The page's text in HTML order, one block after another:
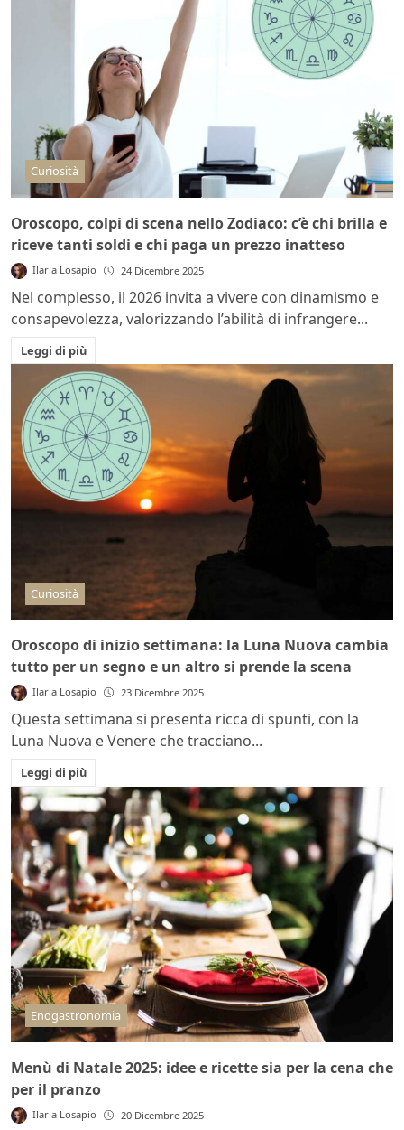
Curiosità
Oroscopo, colpi di scena nello Zodiaco: c’è chi brilla e
riceve tanti soldi e chi paga un prezzo inatteso
Ilaria Losapio 24 Dicembre 2025
Nel complesso, il 2026 invita a vivere con dinamismo e
consapevolezza, valorizzando l’abilità di infrangere...
Leggi di più
Curiosità
Oroscopo di inizio settimana: la Luna Nuova cambia
tutto per un segno e un altro si prende la scena
Ilaria Losapio 23 Dicembre 2025
Questa settimana si presenta ricca di spunti, con la
Luna Nuova e Venere che tracciano...
Leggi di più
Enogastronomia
Menù di Natale 2025: idee e ricette sia per la cena che
per il pranzo
Ilaria Losapio 20 Dicembre 2025